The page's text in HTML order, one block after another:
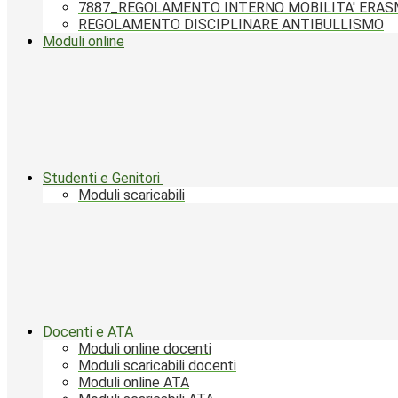
7887_REGOLAMENTO INTERNO MOBILITA'
REGOLAMENTO DISCIPLINARE ANTIBULLISMO
Moduli online
Studenti e Genitori
Moduli scaricabili
Docenti e ATA
Moduli online docenti
Moduli scaricabili docenti
Moduli online ATA